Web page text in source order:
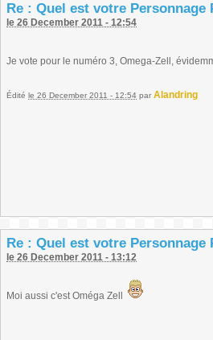
Re : Quel est votre Personnage
le 26 December 2011 - 12:54
Je vote pour le numéro 3, Omega-Zell,
Édité le 26 December 2011 - 12:54 par Alandring
Re : Quel est votre Personnage
le 26 December 2011 - 13:12
Moi aussi c'est Oméga Zell